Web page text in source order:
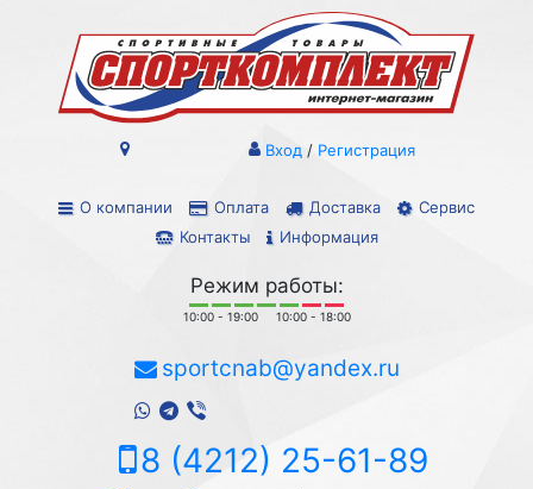
О компании Оплата Доставка
Сервис
Контакты
Информация
Вход / Регистрация
Режим работы:
10:00 - 19:00 10:00 - 18:00
sportcnab@yandex.ru
8 (4212) 25-61-89